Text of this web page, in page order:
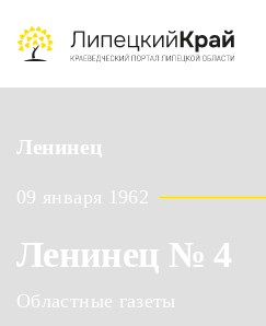
Skip to main content
Ленинец
09 января 1962
Ленинец № 4
Областные газеты